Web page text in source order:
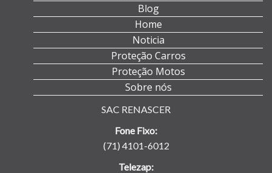
Blog
Home
Noticia
Proteção Carros
Proteção Motos
Sobre nós
SAC RENASCER
Fone Fixo:
(71) 4101-6012
Telezap: